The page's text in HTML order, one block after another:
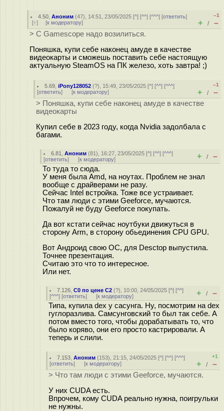
4.50 ,Аноним (47), 14:51, 23/05/2025 [^] [^^] [^^^] [ответить]
[↑] [к модератору]
–1
+ / –
> С Gamescope надо возилиться.
Поняшка, купи себе наконец амуде в качестве
видеокарты и сможешь поставить себе настоящую
актуальную SteamOS на ПК железо, хоть завтра! ;)
5.69 ,iPony128052 (?), 15:49, 23/05/2025 [^] [^^] [^^^]
[ответить] [к модератору]
–1
+ / –
> Поняшка, купи себе наконец амуде в качестве
видеокарты
Купил себе в 2023 году, когда Nvidia задолбала с
багами.
6.81 ,Аноним (81), 16:27, 23/05/2025 [^] [^^] [^^^]
[ответить] [к модератору] + / –
То туда то сюда.
У меня была Amd, на ноутах. Проблем не знал
вообще с драйверами не разу.
Сейчас Intel встройка. Тоже все устраивает.
Что там люди с этими Geeforce, мучаются.
Пожалуй не буду Geeforce покупать.
Да вот кстати сейчас ноутбуки движуться в
сторону Arm, в сторону обьединения CPU GPU.
Вот Андроид свою ОС, для Desctop выпустила.
Точнее презентация.
Считаю это что то интересное.
Или нет.
7.126 ,С0 по цене С2 (?), 10:00, 24/05/2025 [^] [^^]
[^^^] [ответить] [к модератору] + / –
Типа, купила dex у сасунга. Ну, посмотрим на dex
гуглоразлива. Самсунговский то был так себе. А
потом вместо того, чтобы дорабатывать то, что
было коряво, они его просто кастрировали. А
теперь и слили.
7.153 ,Аноним (153), 21:15, 24/05/2025 [^] [^^] [^^^]
[ответить] [к модератору]
+1
+ / –
> Что там люди с этими Geeforce, мучаются.
У них CUDA есть.
Впрочем, кому CUDA реально нужна, поигрульки
не нужны.